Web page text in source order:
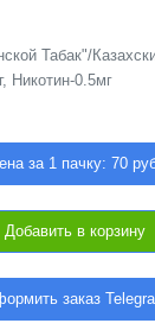
Табак"/
Никотин-0.5мг
за 1 пачку: 70
Добавить в корзину
заказ